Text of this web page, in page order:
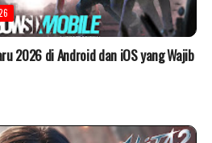
2026 di Android dan iOS yang Wajib